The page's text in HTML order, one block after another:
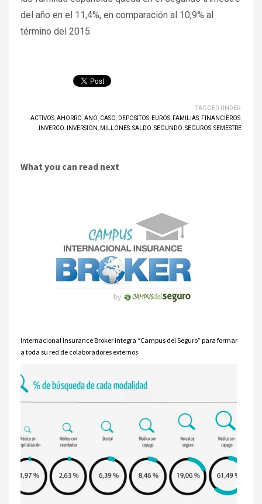
del año en el 11,4%, en comparación al 10,9% al
término del 2015.
TAGGED UNDER:
ACTIVOS AHORRO ANO CASO DEPOSITOS EUROS FAMILIAS FINANCIEROS
INVERCO
INVERSION MILLONES SALDO SEGUNDO SEGUROS SEMESTRE
What you can read next
Internacional Insurance Broker integra “Campus del Seguro” para formar
a toda su red de colaboradores externos